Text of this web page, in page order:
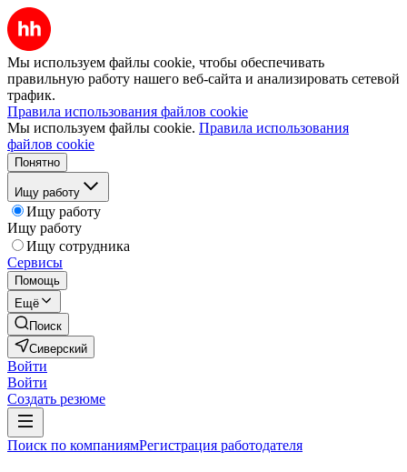
Мы используем файлы cookie, чтобы обеспечивать
правильную работу нашего веб-сайта и анализировать сетевой
трафик.
Правила использования файлов cookie
Мы используем файлы cookie. Правила использования
файлов cookie
Понятно
Ищу работу
Ищу работу
Ищу работу
Ищу сотрудника
Сервисы
Помощь
Ещё
Поиск
Сиверский
Войти
Войти
Создать резюме
Поиск по компаниямРегистрация работодателя